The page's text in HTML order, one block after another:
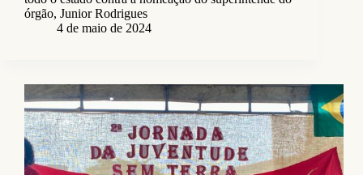
órgão, Junior Rodrigues
4 de maio de 2024